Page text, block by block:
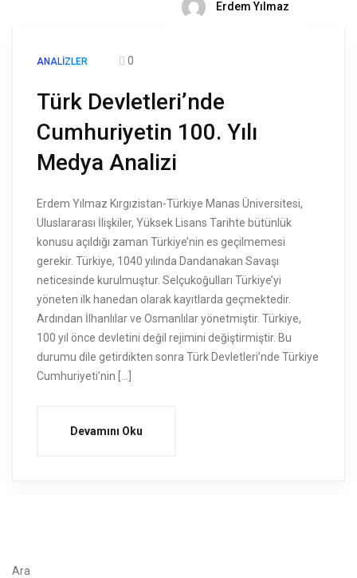
Erdem Yılmaz
ANALIZLER 0
Türk Devletleri’nde
Cumhuriyetin 100. Yılı
Medya Analizi
Erdem Yılmaz Kırgızistan-Türkiye Manas Üniversitesi,
Uluslararası İlişkiler, Yüksek Lisans Tarihte bütünlük
konusu açıldığı zaman Türkiye’nin es geçilmemesi
gerekir. Türkiye, 1040 yılında Dandanakan Savaşı
neticesinde kurulmuştur. Selçukoğulları Türkiye’yi
yöneten ilk hanedan olarak kayıtlarda geçmektedir.
Ardından İlhanlılar ve Osmanlılar yönetmiştir. Türkiye,
100 yıl önce devletini değil rejimini değiştirmiştir. Bu
durumu dile getirdikten sonra Türk Devletleri’nde Türkiye
Cumhuriyeti’nin […]
Devamını Oku
Ara